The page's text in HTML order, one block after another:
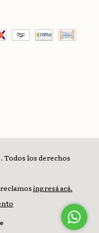
Todos los derechos
ingresá acá.